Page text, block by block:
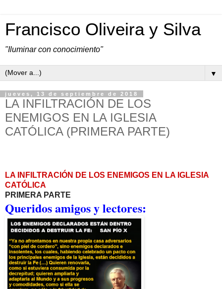
Francisco Oliveira y Silva
"Iluminar con conocimiento"
▼
jueves, 13 de septiembre de 2018
LA INFILTRACIÓN DE LOS
ENEMIGOS EN LA IGLESIA
CATÓLICA (PRIMERA PARTE)
LA INFILTRACIÓN DE LOS ENEMIGOS EN LA IGLESIA
CATÓLICA
PRIMERA PARTE
Queridos amigos y lectores: